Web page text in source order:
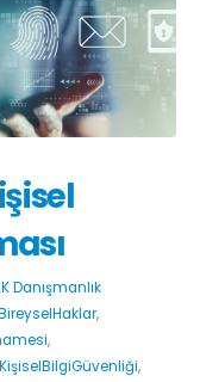
Danışmanlık
,
,
KişiselBilgiGüvenliği,